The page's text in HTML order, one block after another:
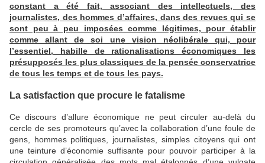
constant a été fait, associant des intellectuels, des
journalistes, des hommes d’affaires, dans des revues qui se
sont peu à peu imposées comme légitimes, pour établir
comme allant de soi une vision néolibérale qui, pour
l’essentiel, habille de rationalisations économiques les
présupposés les plus classiques de la pensée conservatrice
de tous les temps et de tous les pays.
La satisfaction que procure le fatalisme
Ce discours d’allure économique ne peut circuler au-delà du
cercle de ses promoteurs qu’avec la collaboration d’une foule de
gens, hommes politiques, journalistes, simples citoyens qui ont
une teinture d’économie suffisante pour pouvoir participer à la